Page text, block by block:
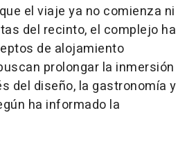
el viaje ya no comienza ni
del recinto, el complejo ha
de alojamiento
prolongar la inmersión
del diseño, la gastronomía y
ha informado la